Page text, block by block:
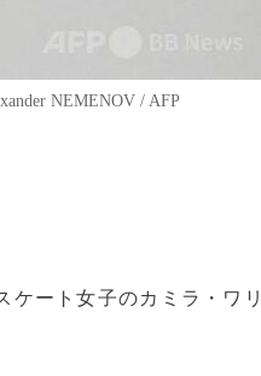
NEMENOV / AFP
ケート女子のカミラ・ワリ